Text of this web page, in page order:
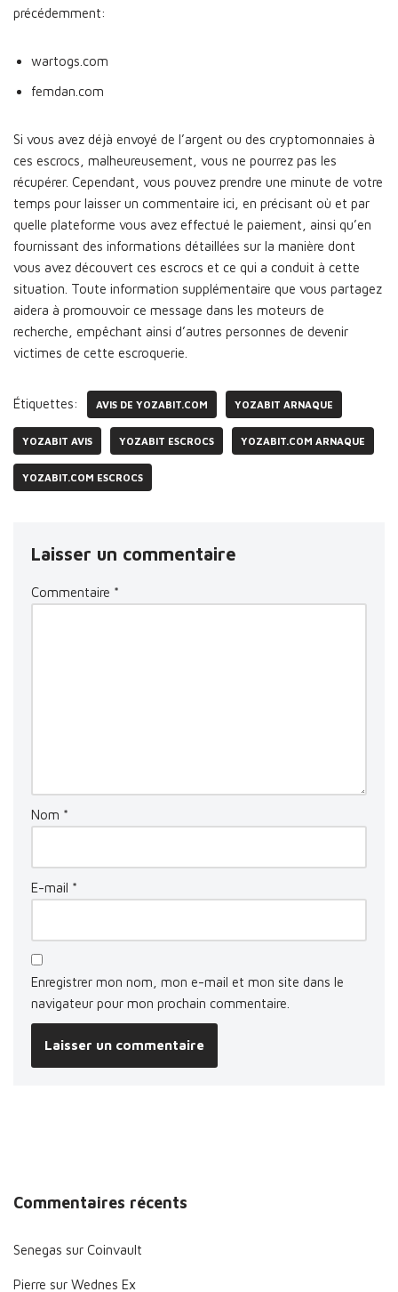
précédemment:
wartogs.com
femdan.com
Si vous avez déjà envoyé de l’argent ou des cryptomonnaies à
ces escrocs, malheureusement, vous ne pourrez pas les
récupérer. Cependant, vous pouvez prendre une minute de votre
temps pour laisser un commentaire ici, en précisant où et par
quelle plateforme vous avez effectué le paiement, ainsi qu’en
fournissant des informations détaillées sur la manière dont
vous avez découvert ces escrocs et ce qui a conduit à cette
situation. Toute information supplémentaire que vous partagez
aidera à promouvoir ce message dans les moteurs de
recherche, empêchant ainsi d’autres personnes de devenir
victimes de cette escroquerie.
Étiquettes: AVIS DE YOZABIT.COM YOZABIT ARNAQUE
YOZABIT AVIS YOZABIT ESCROCS YOZABIT.COM ARNAQUE
YOZABIT.COM ESCROCS
Laisser un commentaire
Commentaire *
Nom *
E-mail *
Enregistrer mon nom, mon e-mail et mon site dans le
navigateur pour mon prochain commentaire.
Commentaires récents
Senegas sur Coinvault
Pierre sur Wednes Ex